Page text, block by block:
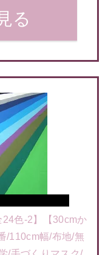
る
24色-2】【30cmか
/110cm幅/布地/無